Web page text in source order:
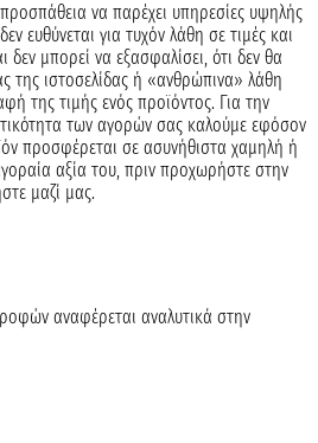
να παρέχει υπηρεσίες υψηλής
ευθύνεται για τυχόν λάθη σε τιμές και
δεν μπορεί να εξασφαλίσει, ότι δεν θα
της ιστοσελίδας ή «ανθρώπινα» λάθη
της τιμής ενός προϊόντος. Για την
των αγορών σας καλούμε εφόσον
προσφέρεται σε ασυνήθιστα χαμηλή ή
αξία του, πριν προχωρήστε στην
μαζί μας.
αναφέρεται αναλυτικά στην